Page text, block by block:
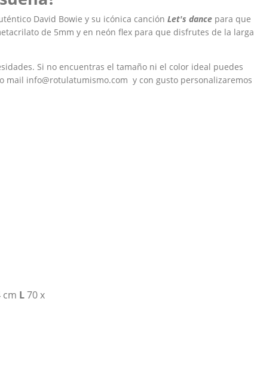
David Bowie y su icónica canción Let's dance para que
de 5mm y en neón flex para que disfrutes de la larga
Si no encuentras el tamaño ni el color ideal puedes
mail info@rotulatumismo.com y con gusto personalizaremos
cm L70 x